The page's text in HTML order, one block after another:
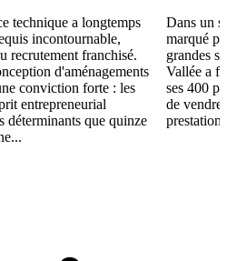
technique a longtemps
incontournable,
recrutement franchisé.
d'aménagements
conviction forte : les
entrepreneurial
déterminants que quinze
Dans un
marqué
grandes
Vallée a
ses 400
de vendre